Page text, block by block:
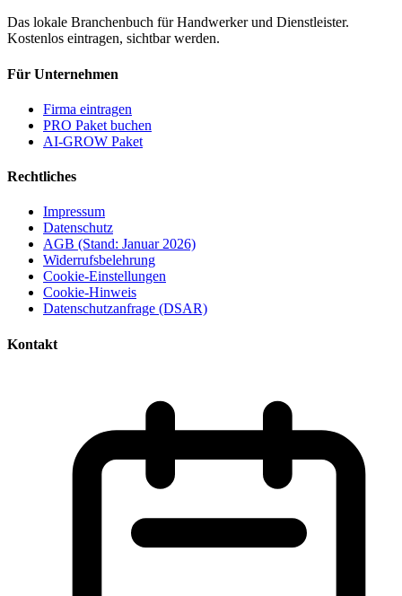
Das lokale Branchenbuch für Handwerker und Dienstleister.
Kostenlos eintragen, sichtbar werden.
Für Unternehmen
Firma eintragen
PRO Paket buchen
AI-GROW Paket
Rechtliches
Impressum
Datenschutz
AGB (Stand: Januar 2026)
Widerrufsbelehrung
Cookie-Einstellungen
Cookie-Hinweis
Datenschutzanfrage (DSAR)
Kontakt